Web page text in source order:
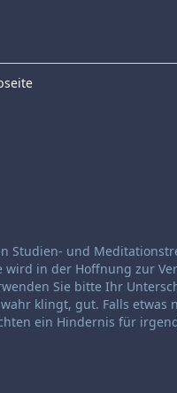
Studien- und
wird in der Hoffnung zur
Sie bitte Ihr
klingt, gut. Falls etwas
ein Hindernis für